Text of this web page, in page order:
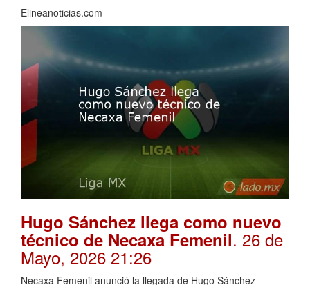
Elineanoticias.com
Hugo Sánchez llega como nuevo
técnico de Necaxa Femenil. 26 de
Mayo, 2026 21:26
Necaxa Femenil anunció la llegada de Hugo Sánchez